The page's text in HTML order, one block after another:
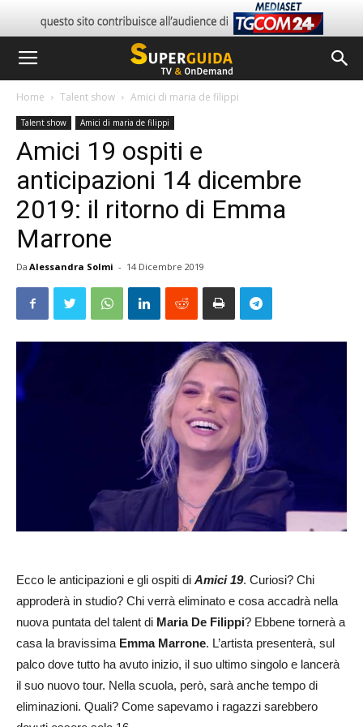
Home Talent show Amici di maria de filippi
Talent show Amici di maria de filippi
Amici 19 ospiti e
anticipazioni 14 dicembre
2019: il ritorno di Emma
Marrone
Da Alessandra Solmi - 14 Dicembre 2019
Ecco le anticipazioni e gli ospiti di Amici 19. Curiosi? Chi
approderà in studio? Chi verrà eliminato e cosa accadrà nella
nuova puntata del talent di Maria De Filippi? Ebbene tornerà a
casa la bravissima Emma Marrone. L’artista presenterà, sul
palco dove tutto ha avuto inizio, il suo ultimo singolo e lancerà
il suo nuovo tour. Nella scuola, però, sarà anche tempo di
eliminazioni. Quali? Come sapevamo i ragazzi sarebbero